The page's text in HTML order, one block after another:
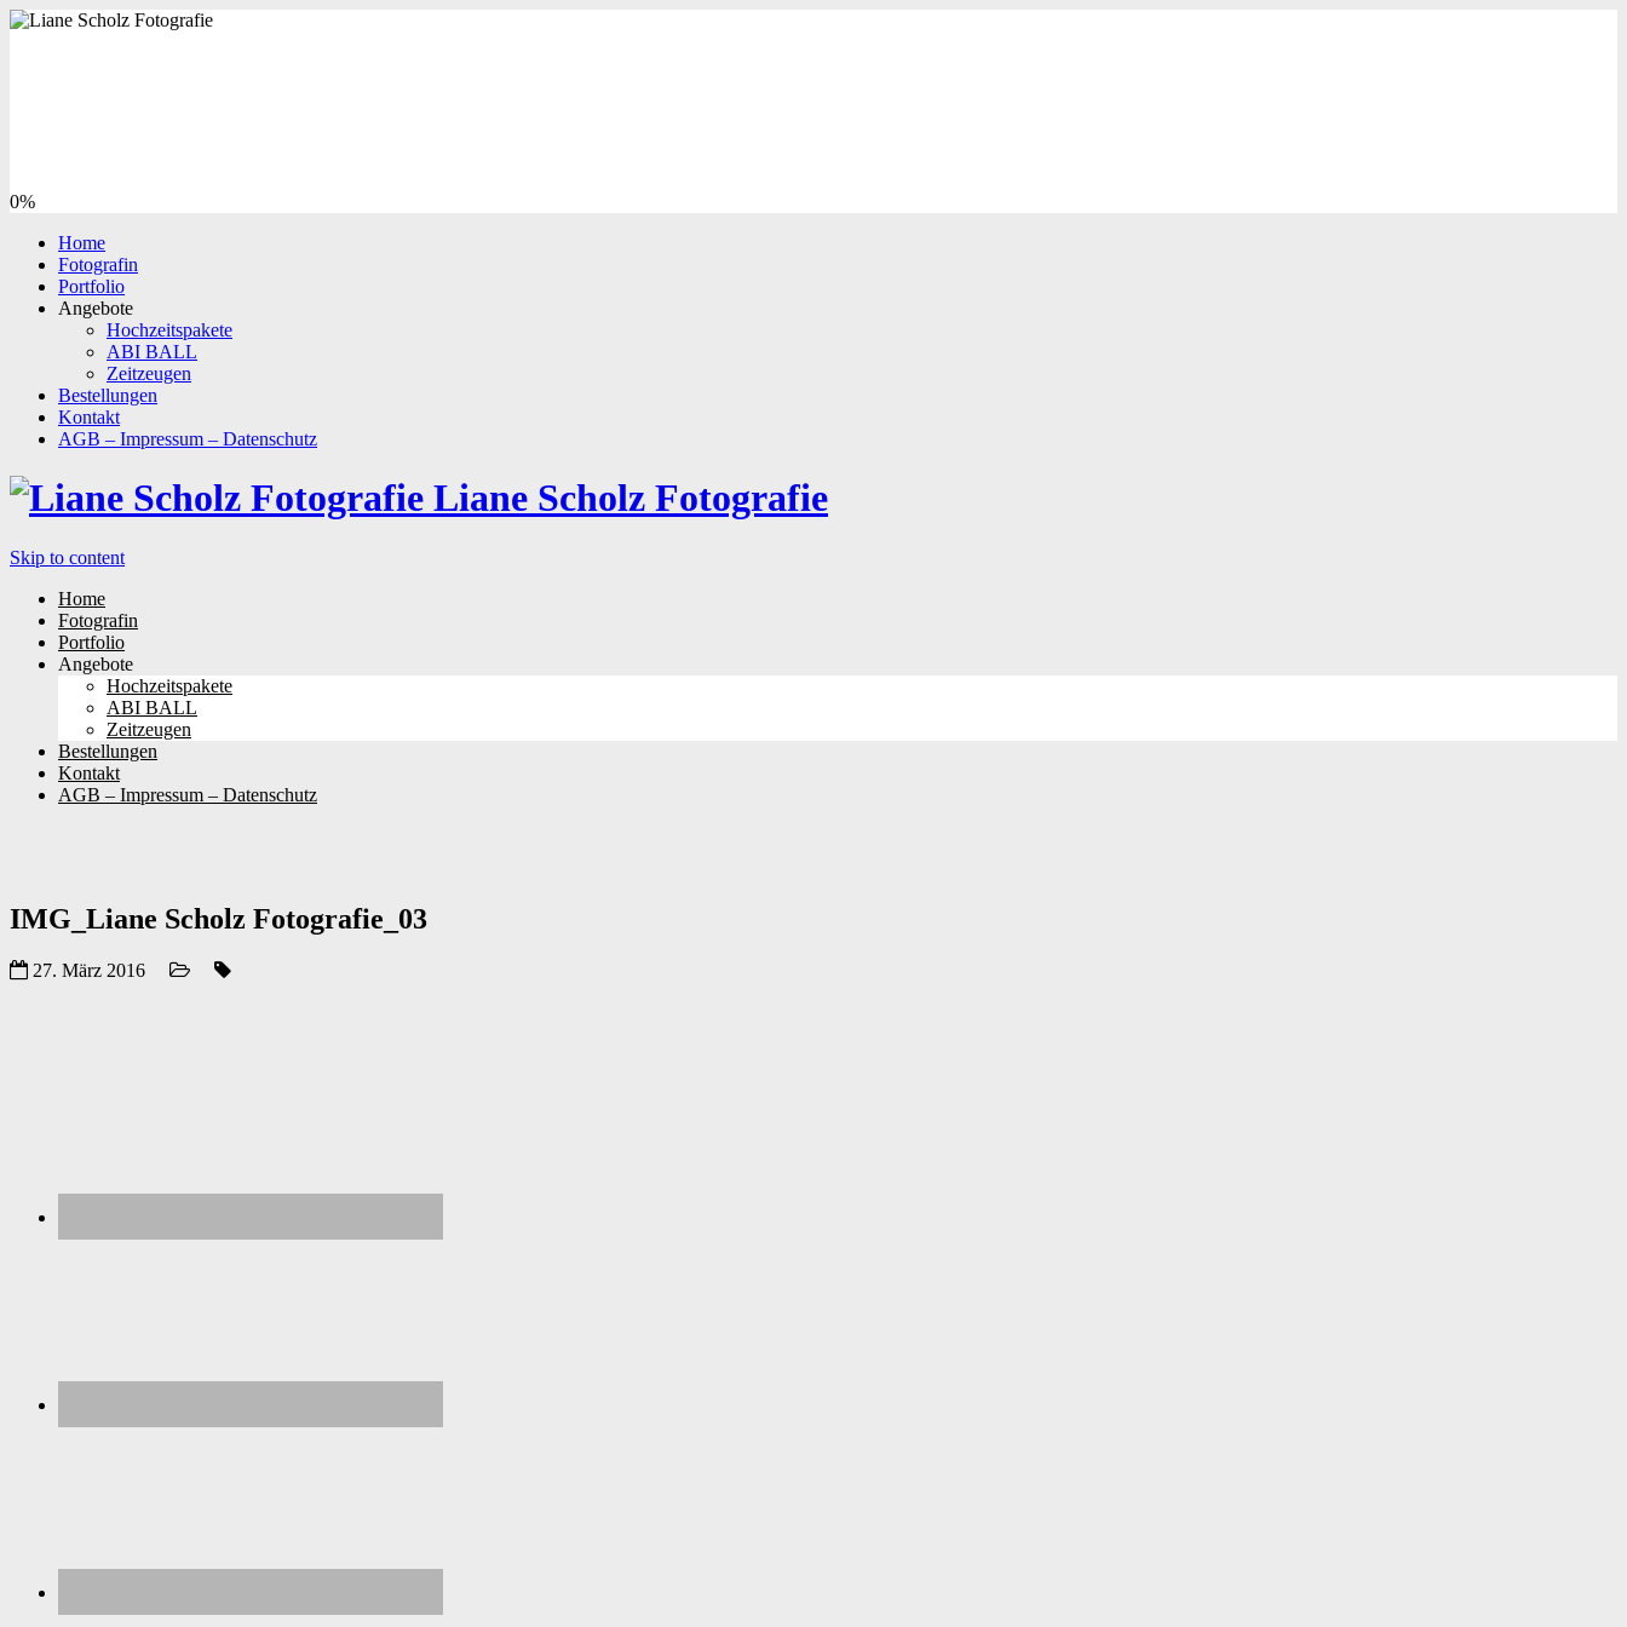
0%
Home
Fotografin
Portfolio
Angebote
Hochzeitspakete
ABI BALL
Zeitzeugen
Bestellungen
Kontakt
AGB – Impressum – Datenschutz
Liane Scholz Fotografie
Skip to content
Home
Fotografin
Portfolio
Angebote
Hochzeitspakete
ABI BALL
Zeitzeugen
Bestellungen
Kontakt
AGB – Impressum – Datenschutz
IMG_Liane Scholz Fotografie_03
27. März 2016